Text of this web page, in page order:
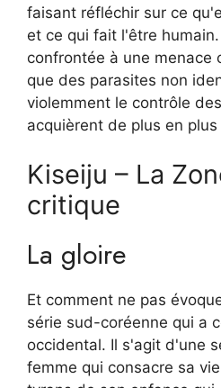
faisant réfléchir sur ce
et ce qui fait l'être
confrontée à une menace
que des parasites non
violemment le contrôle
acquièrent de plus en
Kiseiju – La
critique
La gloire
Et comment ne pas
série sud-coréenne qui a
occidental. Il s'agit d'une
femme qui consacre sa